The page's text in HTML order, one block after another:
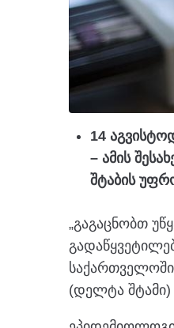
14
– ამის
შტაბის
„გაგაცნობთ
(დელტა